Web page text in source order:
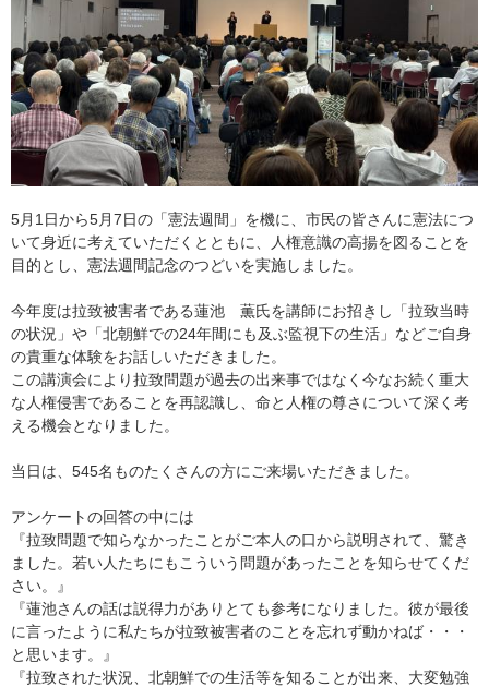
5月1日から5月7日の「憲法週間」を機に、市民の皆さんに憲法につ
いて身近に考えていただくとともに、人権意識の高揚を図ることを
目的とし、憲法週間記念のつどいを実施しました。
今年度は拉致被害者である蓮池 薫氏を講師にお招きし「拉致当時
の状況」や「北朝鮮での24年間にも及ぶ監視下の生活」などご自身
の貴重な体験をお話しいただきました。
この講演会により拉致問題が過去の出来事ではなく今なお続く重大
な人権侵害であることを再認識し、命と人権の尊さについて深く考
える機会となりました。
当日は、545名ものたくさんの方にご来場いただきました。
アンケートの回答の中には
『拉致問題で知らなかったことがご本人の口から説明されて、驚き
ました。若い人たちにもこういう問題があったことを知らせてくだ
さい。』
『蓮池さんの話は説得力がありとても参考になりました。彼が最後
に言ったように私たちが拉致被害者のことを忘れず動かねば・・・
と思います。』
『拉致された状況、北朝鮮での生活等を知ることが出来、大変勉強